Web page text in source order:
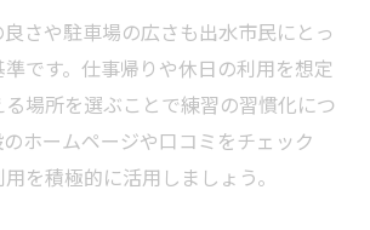
習場で習得する安定したフォーム
続けるフォーム改善の練習ルーテ
習場活用でミスショットを減らす
さや駐車場の広さも出水市民にとっ
です。仕事帰りや休日の利用を想定
る場所を選ぶことで練習の習慣化につ
ホームページや口コミをチェック
を積極的に活用しましょう。